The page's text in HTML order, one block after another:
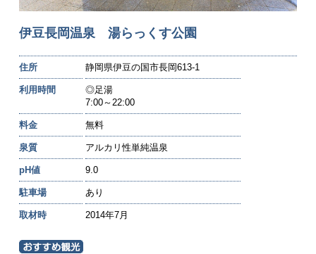
伊豆長岡温泉 湯らっくす公園
住所 静岡県伊豆の国市長岡613-1
利用時間
◎足湯
7:00～22:00
料金 無料
泉質 アルカリ性単純温泉
pH値 9.0
駐車場 あり
取材時 2014年7月